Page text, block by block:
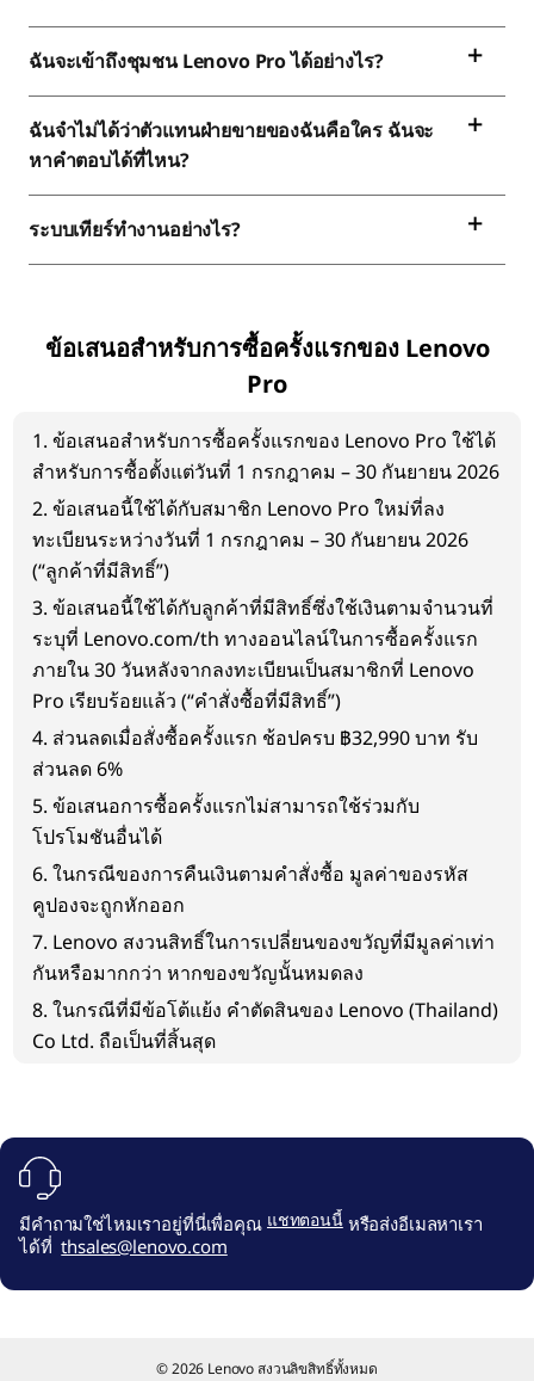
ฉันจะเข้าถึงชุมชนLenovoProได้อย่างไร?
ฉันจําไม่ได้ว่าตัวแทนฝ่ายขายของฉันคือใคร ฉันจะ
หาคําตอบได้ที่ไหน?
ระบบเทียร์ทํางานอย่างไร?
ข้อเสนอสำหรับการซื้อครั้งแรกของ Lenovo
Pro
1. ข้อเสนอสำหรับการซื้อครั้งแรกของ Lenovo Pro ใช้ได้
สำหรับการซื้อตั้งแต่วันที่ 1 กรกฎาคม – 30 กันยายน 2026
2. ข้อเสนอนี้ใช้ได้กับสมาชิก Lenovo Pro ใหม่ที่ลง
ทะเบียนระหว่างวันที่ 1 กรกฎาคม – 30 กันยายน 2026
(“ลูกค้าที่มีสิทธิ์”)
3. ข้อเสนอนี้ใช้ได้กับลูกค้าที่มีสิทธิ์ซึ่งใช้เงินตามจำนวนที่
ระบุที่ Lenovo.com/th ทางออนไลน์ในการซื้อครั้งแรก
ภายใน 30 วันหลังจากลงทะเบียนเป็นสมาชิกที่ Lenovo
Pro เรียบร้อยแล้ว (“คำสั่งซื้อที่มีสิทธิ์”)
4. ส่วนลดเมื่อสั่งซื้อครั้งแรก ช้อปครบ ฿32,990 บาท รับ
ส่วนลด 6%
5. ข้อเสนอการซื้อครั้งแรกไม่สามารถใช้ร่วมกับ
โปรโมชันอื่นได้
6. ในกรณีของการคืนเงินตามคำสั่งซื้อ มูลค่าของรหัส
คูปองจะถูกหักออก
7. Lenovo สงวนสิทธิ์ในการเปลี่ยนของขวัญที่มีมูลค่าเท่า
กันหรือมากกว่า หากของขวัญนั้นหมดลง
8. ในกรณีที่มีข้อโต้แย้ง คำตัดสินของ Lenovo (Thailand)
Co Ltd. ถือเป็นที่สิ้นสุด
มีคำถามใช่ไหมเราอยู่ที่นี่เพื่อคุณ แชทตอนนี้หรือส่งอีเมลหาเรา
ได้ที่thsales@lenovo.com
© 2026 Lenovo สงวนลิขสิทธิ์ทั้งหมด